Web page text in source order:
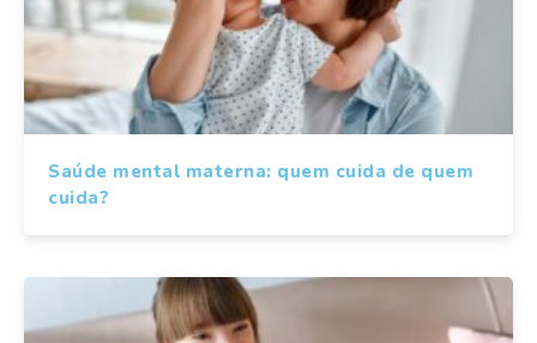
Saúde mental materna: quem cuida de quem
cuida?